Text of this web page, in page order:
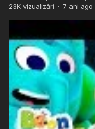
23Kvizualizări · 7 ani ago